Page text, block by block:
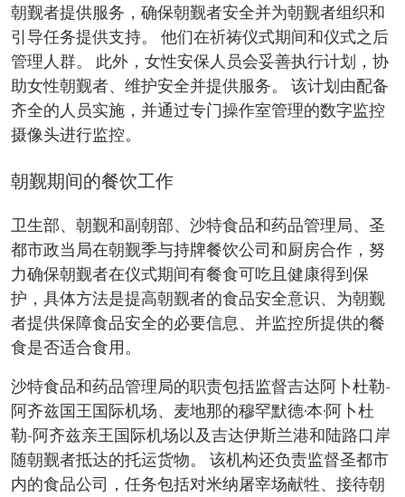
朝觐者提供服务，确保朝觐者安全并为朝觐者组织和
引导任务提供支持。 他们在祈祷仪式期间和仪式之后
管理人群。 此外，女性安保人员会妥善执行计划，协
助女性朝觐者、维护安全并提供服务。 该计划由配备
齐全的人员实施，并通过专门操作室管理的数字监控
摄像头进行监控。
朝觐期间的餐饮工作
卫生部、朝觐和副朝部、沙特食品和药品管理局、圣
都市政当局在朝觐季与持牌餐饮公司和厨房合作，努
力确保朝觐者在仪式期间有餐食可吃且健康得到保
护，具体方法是提高朝觐者的食品安全意识、为朝觐
者提供保障食品安全的必要信息、并监控所提供的餐
食是否适合食用。
沙特食品和药品管理局的职责包括监督吉达阿卜杜勒-
阿齐兹国王国际机场、麦地那的穆罕默德·本·阿卜杜
勒-阿齐兹亲王国际机场以及吉达伊斯兰港和陆路口岸
随朝觐者抵达的托运货物。 该机构还负责监督圣都市
内的食品公司，任务包括对米纳屠宰场献牲、接待朝